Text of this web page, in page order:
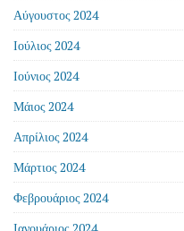
Αύγουστος 2024
Ιούλιος 2024
Ιούνιος 2024
Μάιος 2024
Απρίλιος 2024
Μάρτιος 2024
Φεβρουάριος 2024